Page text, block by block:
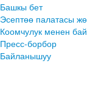
Башкы бет
Эсептөө палатасы
Коомчулук менен
Пресс-борбор
Байланышуу